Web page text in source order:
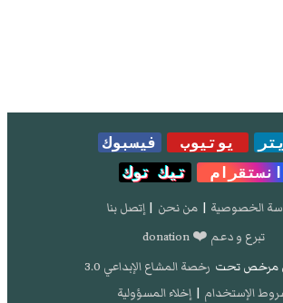
يوتيوب
فيسبوك
انستقرام
تيك توك
الخصوصية | من نحن | إتصل بنا
تبرع و دعم ❤️ donation
مرخص تحت رخصة المشاع الإبداعي 3.0
الإستخدام | إخلاء المسؤولية